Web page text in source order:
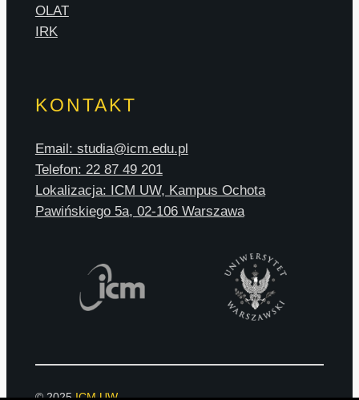
OLAT
IRK
KONTAKT
Email: studia@icm.edu.pl
Telefon: 22 87 49 201
Lokalizacja: ICM UW, Kampus Ochota
Pawińskiego 5a, 02-106 Warszawa
© 2025ICM UW